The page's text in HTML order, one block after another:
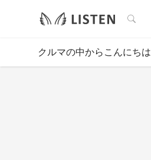
検索
クルマの中からこんにちは